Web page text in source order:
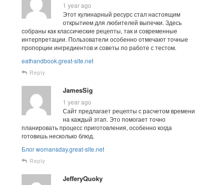
1 year ago
Этот кулинарный ресурс стал настоящим
открытием для любителей выпечки. Здесь
собраны как классические рецепты, так и современные
интерпретации. Пользователи особенно отмечают точные
пропорции ингредиентов и советы по работе с тестом.
eathandbook.great-site.net
Reply
JamesSig
1 year ago
Сайт предлагает рецепты с расчетом времени
на каждый этап. Это помогает точно
планировать процесс приготовления, особенно когда
готовишь несколько блюд.
Блог womansday.great-site.net
Reply
JefferyQuoky